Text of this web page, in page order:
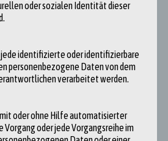
für die europäische
Demokratie
auf eine demokratische
Sprache als Waffe Teil 1/2
oder sozialen Identität dieser
identifizierte oder identifizierbare
personenbezogene Daten von dem
verarbeitet werden.
oder ohne Hilfe automatisierter
oder jede Vorgangsreihe im